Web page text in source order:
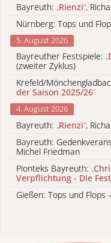
Bayreuth: „Rienzi“,
Nürnberg: Tops und
5. August 2026
Bayreuther Festspiele: „
(zweiter Zyklus)
Krefeld/
der Saison 2025/26“
4. August 2026
Bayreuth: „Rienzi“,
Bayreuth:
Michel Friedman
Pionteks Bayreuth: „
Verpflichtung - Die
Gießen: Tops und Flops